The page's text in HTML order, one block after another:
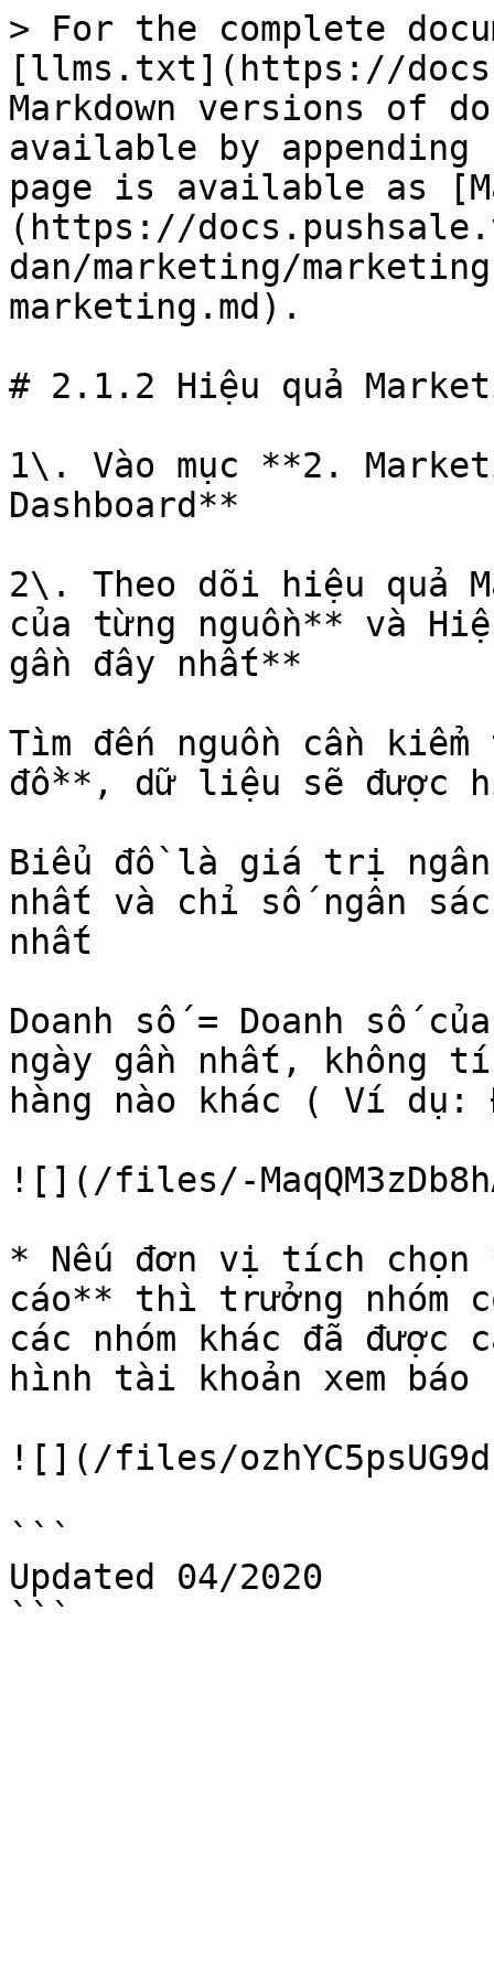
> For the complete
[llms.txt](https://
Markdown versions of
available by
page is available as
(https://
dan/marketing/
marketing.md).
# 2.1.2 Hiệu quả
1\. Vào mục **2.
Dashboard**
2\. Theo dõi hiệu quả
của từng nguồn** và
gần đây nhất**
Tìm đến nguồn cần
đồ**, dữ liệu sẽ được
Biểu đồ là giá trị ngân
nhất và chỉ số ngân
nhất
Doanh số = Doanh số
ngày gần nhất, không
hàng nào khác ( Ví
![](/files/-
* Nếu đơn vị tích chọn
cáo** thì trưởng nhóm
các nhóm khác đã
hình tài khoản xem báo
![](/files/
```
Updated 04/2020